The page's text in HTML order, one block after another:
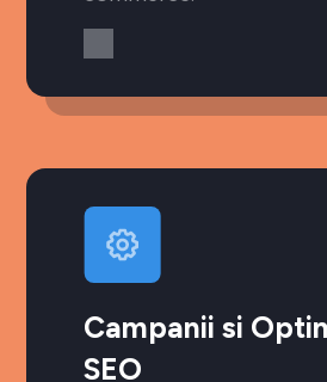
Campanii si
SEO